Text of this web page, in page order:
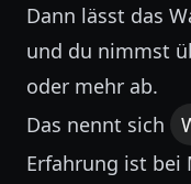
Dann lässt das
und du nimmst
oder mehr ab.
Das nennt sich
Erfahrung ist bei